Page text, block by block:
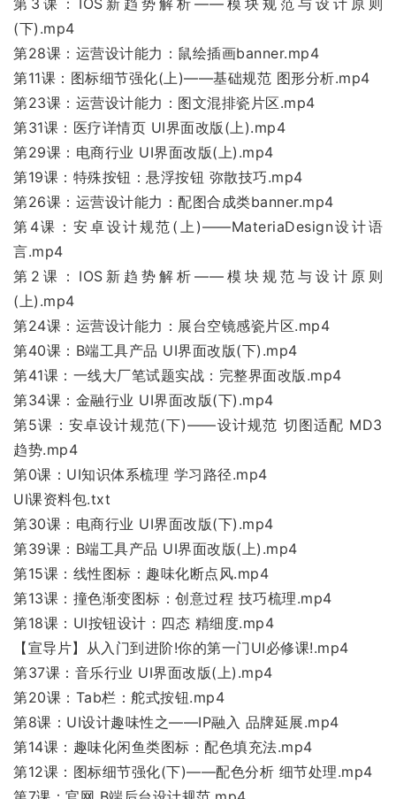
(下).mp4
第28课：运营设计能力：鼠绘插画banner.mp4
第11课：图标细节强化(上)——基础规范 图形分析.mp4
第23课：运营设计能力：图文混排瓷片区.mp4
第31课：医疗详情页 UI界面改版(上).mp4
第29课：电商行业 UI界面改版(上).mp4
第19课：特殊按钮：悬浮按钮 弥散技巧.mp4
第26课：运营设计能力：配图合成类banner.mp4
第4课：安卓设计规范(上)——MateriaDesign设计语
言.mp4
第2课：IOS新趋势解析——模块规范与设计原则
(上).mp4
第24课：运营设计能力：展台空镜感瓷片区.mp4
第40课：B端工具产品 UI界面改版(下).mp4
第41课：一线大厂笔试题实战：完整界面改版.mp4
第34课：金融行业 UI界面改版(下).mp4
第5课：安卓设计规范(下)——设计规范 切图适配 MD3
趋势.mp4
第0课：UI知识体系梳理 学习路径.mp4
UI课资料包.txt
第30课：电商行业 UI界面改版(下).mp4
第39课：B端工具产品 UI界面改版(上).mp4
第15课：线性图标：趣味化断点风.mp4
第13课：撞色渐变图标：创意过程 技巧梳理.mp4
第18课：UI按钮设计：四态 精细度.mp4
【宣导片】从入门到进阶!你的第一门UI必修课!.mp4
第37课：音乐行业 UI界面改版(上).mp4
第20课：Tab栏：舵式按钮.mp4
第8课：UI设计趣味性之——IP融入 品牌延展.mp4
第14课：趣味化闲鱼类图标：配色填充法.mp4
第12课：图标细节强化(下)——配色分析 细节处理.mp4